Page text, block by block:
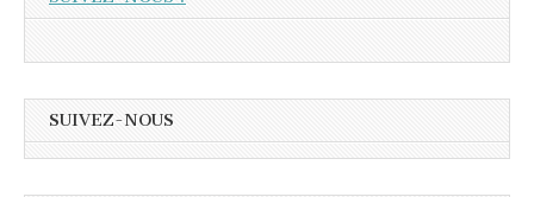
SUIVEZ-NOUS